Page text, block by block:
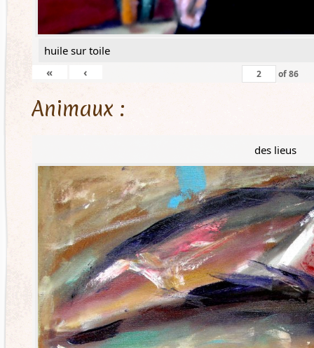
huile sur toile
«
‹ of86
Animaux :
des lieus